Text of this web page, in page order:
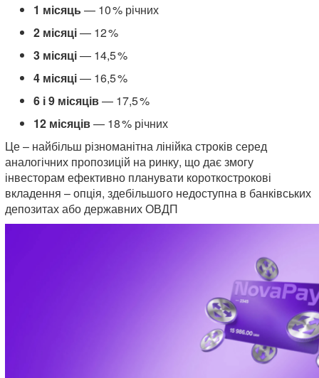
1 місяць— 10 % річних
2 місяці— 12 %
3 місяці— 14,5 %
4 місяці— 16,5 %
6 і 9 місяців— 17,5 %
12 місяців— 18 % річних
Це – найбільш різноманітна лінійка строків серед
аналогічних пропозицій на ринку, що дає змогу
інвесторам ефективно планувати короткострокові
вкладення – опція, здебільшого недоступна в банківських
депозитах або державних ОВДП